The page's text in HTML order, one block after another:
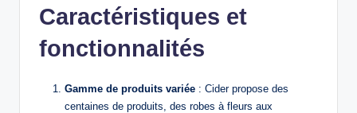
Caractéristiques et
fonctionnalités
Gamme de produits variée : Cider propose des
centaines de produits, des robes à fleurs aux